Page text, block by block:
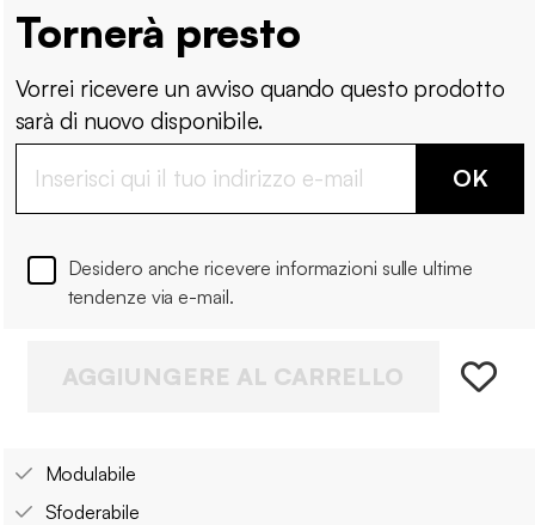
Tornerà presto
Vorrei ricevere un avviso quando questo prodotto
sarà di nuovo disponibile.
OK
Desidero anche ricevere informazioni sulle ultime
tendenze via e-mail.
AGGIUNGERE AL CARRELLO
Modulabile
Sfoderabile